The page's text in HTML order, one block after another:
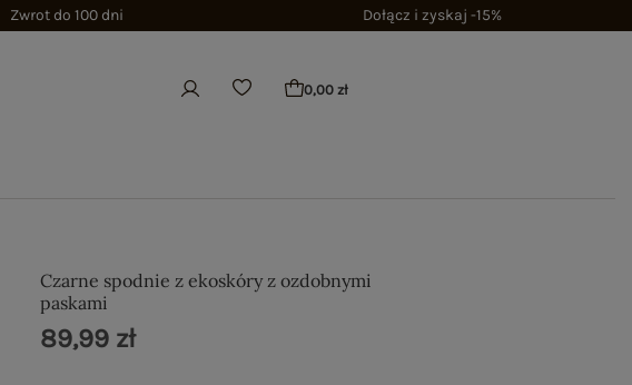
Zwrot do 100 dni Dołącz i zyskaj -15%
0,00 zł
Czarne spodnie z ekoskóry z ozdobnymi
paskami
89,99 zł